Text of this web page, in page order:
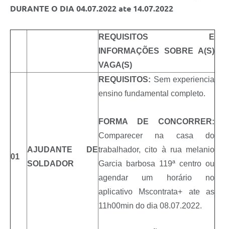
DURANTE O DIA 04.07.2022 ate 14.07.2022
REQUISITOS E
INFORMAÇÕES SOBRE A(S)
VAGA(S)
01
AJUDANTE DE
SOLDADOR
REQUISITOS: Sem experiencia
ensino fundamental completo.
FORMA DE CONCORRER:
Comparecer na casa do
trabalhador, cito à rua melanio
Garcia barbosa 119ª centro ou
agendar um horário no
aplicativo Mscontrata+ ate as
11h00min do dia 08.07.2022.